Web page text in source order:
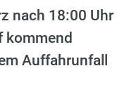
nach 18:00 Uhr
kommend
Auffahrunfall